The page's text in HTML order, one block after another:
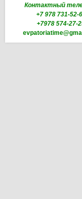
Контактный
+7 978 731-52-
+7978 574-27-